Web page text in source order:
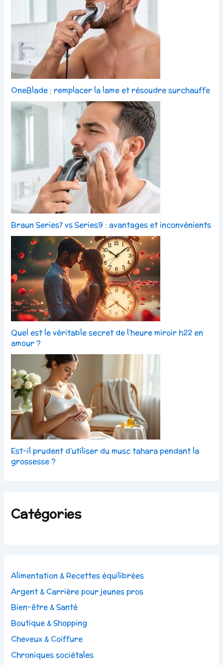
OneBlade : remplacer la lame et résoudre surchauffe
Braun Series7 vs Series9 : avantages et inconvénients
Quel est le véritable secret de l’heure miroir h22 en
amour ?
Est-il prudent d’utiliser du musc tahara pendant la
grossesse ?
Catégories
Alimentation & Recettes équilibrées
Argent & Carrière pour jeunes pros
Bien-être & Santé
Boutique & Shopping
Cheveux & Coiffure
Chroniques sociétales